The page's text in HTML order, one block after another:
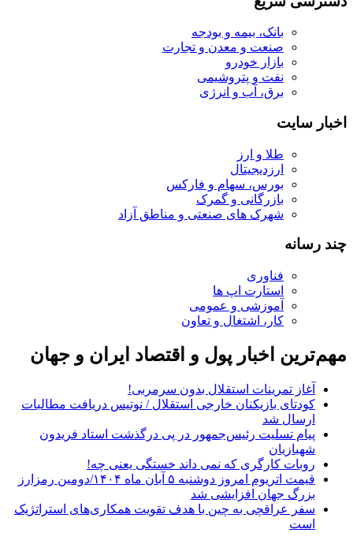
بانک، بیمه و بودجه
صنعت و معدن و تجارت
بازار خودرو
نفت و پتروشیمی
برق، آب و انرژی
اخبار سایت
طلا و ارز
ارزدیجیتال
بورس، سهام و فارکس
بازرگانی و گمرک
شهرک های صنعتی و مناطق آزاد
چند رسانه
فناوری
استارت اپ ها
آموزشی و عمومی
کار، اشتغال و تعاون
مهم‌ترین اخبار پول و اقتصاد ایران و جهان
آغاز تمرینات استقلال بدون سرمربی!
کودتای بازیکنان خارجی استقلال / نوتیس دریافت مطالبات
ارسال شد
پیام تسلیت رئیس‌جمهور در پی درگذشت استاد فریدون
شهبازیان
روبات کارگری که نمی داند خستگی یعنی چه!
قیمت اتریوم امروز دوشنبه ۵ آبان ماه ۱۴۰۴/دومین رمزارز
بزرگ جهان افزایشی شد
سفر عراقچی به چین با هدف تقویت همکاری‌های استراتژیک
است